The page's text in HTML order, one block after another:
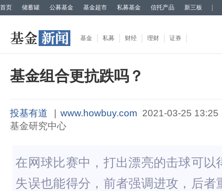
首页 储蓄罐 公募基金 基金超市 私募基金 信托产品 新三板
基金 私募 财经 理财 证券
基金组合更抗跌吗？
投基有道 www.howbuy.com 2021-03-25 13:25
基金研究中心
在网球比赛中，打出漂亮的击球可以
失误也能得分，前者强调进攻，后者